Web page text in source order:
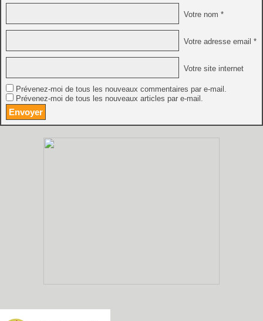
Votre nom *
Votre adresse email *
Votre site internet
Prévenez-moi de tous les nouveaux commentaires par e-mail.
Prévenez-moi de tous les nouveaux articles par e-mail.